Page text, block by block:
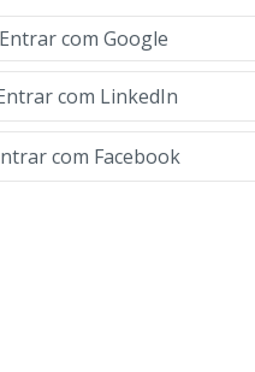
com Google
com LinkedIn
com Facebook